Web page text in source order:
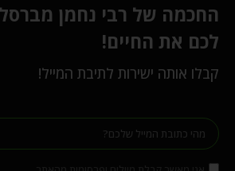
החכמה של רבי נחמן
לכם את החיים!
קבלו אותה ישירות לתיבת המייל!